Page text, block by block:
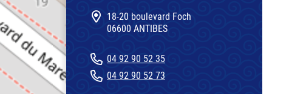
18-20 boulevard Foch
06600 ANTIBES
04 92 90 52 35
04 92 90 52 73